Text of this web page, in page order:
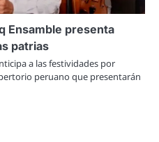
Ensamble presenta
patrias
a las festividades por
peruano que presentarán